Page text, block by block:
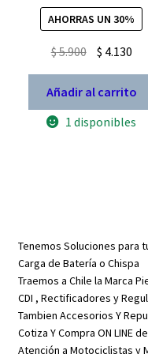
AHORRAS UN 30%
$5.900 El
original
era:
$ 5.900.
$ 4.130El
es:
$
Añadir al carrito
1 disponibles
Tenemos Soluciones para
Carga de Batería o Chispa
Traemos a Chile la Marca
CDI , Rectificadores y
Tambien Accesorios Y
Cotiza Y Compra ON LINE
Atención a Motociclistas y